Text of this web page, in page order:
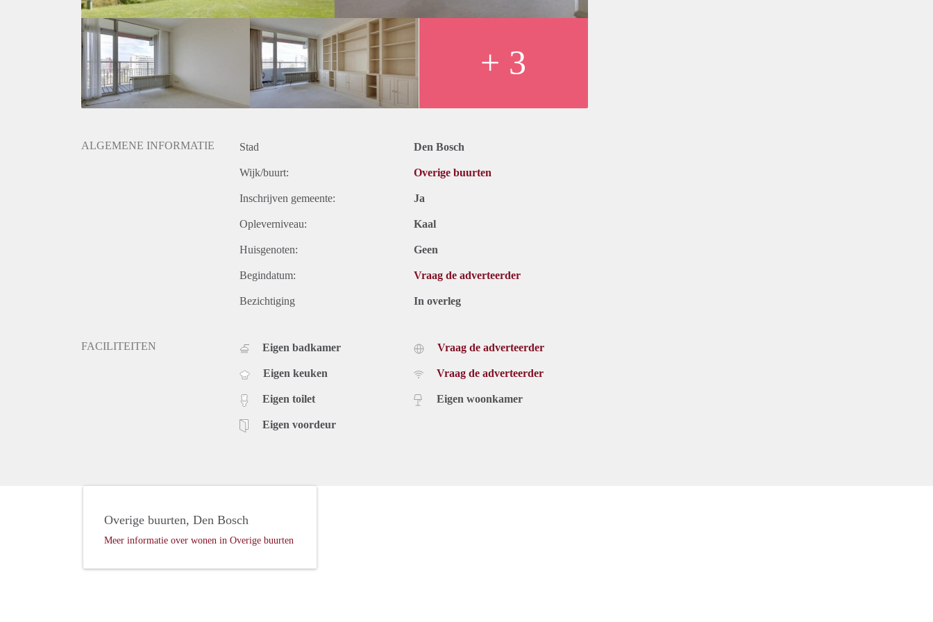
+ 3
ALGEMENE INFORMATIE Stad Den Bosch
Wijk/buurt: Overige buurten
Inschrijven gemeente: Ja
Opleverniveau: Kaal
Huisgenoten: Geen
Begindatum: Vraag de adverteerder
Bezichtiging In overleg
FACILITEITEN Eigen badkamer
Eigen keuken
Eigen toilet
Eigen voordeur
Vraag de adverteerder
Vraag de adverteerder
Eigen woonkamer
Overige buurten, Den Bosch
Meer informatie over wonen in Overige buurten